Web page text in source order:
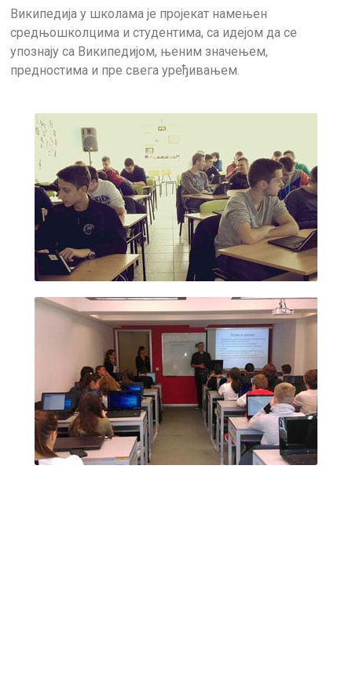
Википедија у школама је пројекат намењен
средњошколцима и студентима, са идејом да се
упознају са Википедијом, њеним значењем,
предностима и пре свега уређивањем.